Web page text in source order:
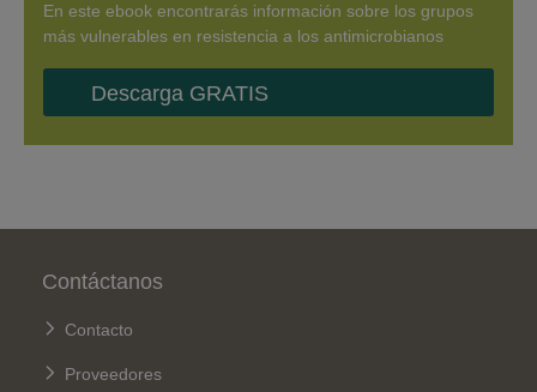
En este ebook encontrarás información sobre los grupos
más vulnerables en resistencia a los antimicrobianos
Descarga GRATIS
Pie de página
Contáctanos
Contacto
Proveedores